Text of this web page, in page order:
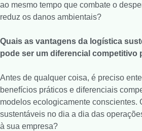
ao mesmo tempo que combate o
reduz os danos ambientais?
Quais as vantagens da logística
pode ser um diferencial competitivo
Antes de qualquer coisa, é preciso
benefícios práticos e diferenciais
modelos ecologicamente conscientes.
sustentáveis no dia a dia das
à sua empresa?